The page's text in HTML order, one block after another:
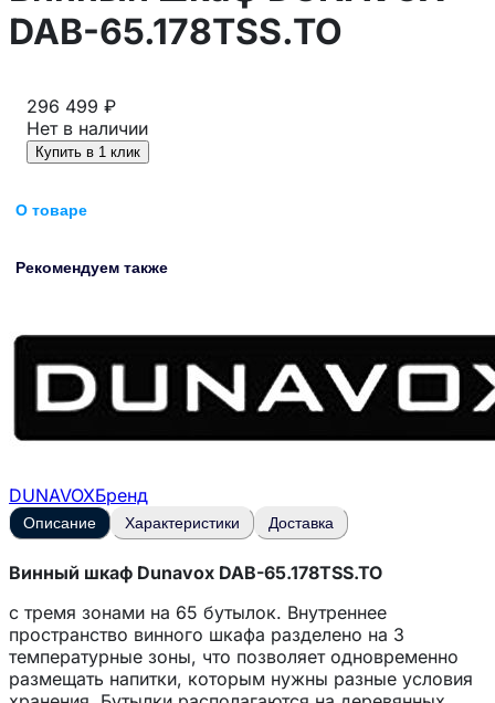
DAB-65.178TSS.TO
296 499 ₽
Нет в наличии
Купить в 1 клик
О товаре
Рекомендуем также
DUNAVOXБренд
Описание Характеристики Доставка
Винный шкаф Dunavox DAB-65.178TSS.TO
с тремя зонами на 65 бутылок. Внутреннее
пространство винного шкафа разделено на 3
температурные зоны, что позволяет одновременно
размещать напитки, которым нужны разные условия